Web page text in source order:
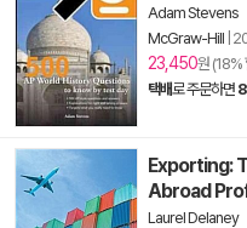
Adam Stevens
McGraw-Hill
23,450원 (18%
택배로 주문하면
Exporting:
Abroad
Laurel Delaney